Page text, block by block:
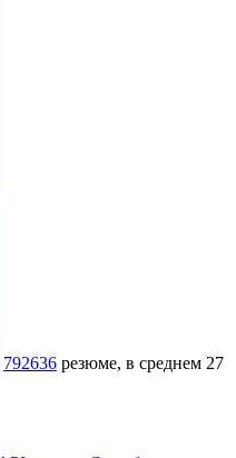
792636 резюме, в среднем 27